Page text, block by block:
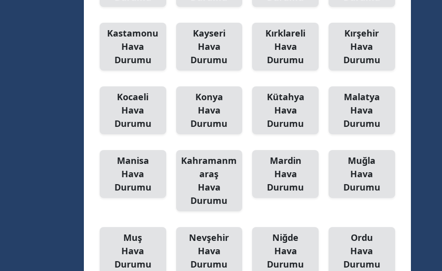
Kastamonu
Hava
Durumu
Kayseri
Hava
Durumu
Kırklareli
Hava
Durumu
Kırşehir
Hava
Durumu
Kocaeli
Hava
Durumu
Konya
Hava
Durumu
Kütahya
Hava
Durumu
Malatya
Hava
Durumu
Manisa
Hava
Durumu
Kahramanm
araş
Hava
Durumu
Mardin
Hava
Durumu
Muğla
Hava
Durumu
Muş
Hava
Durumu
Nevşehir
Hava
Durumu
Niğde
Hava
Durumu
Ordu
Hava
Durumu